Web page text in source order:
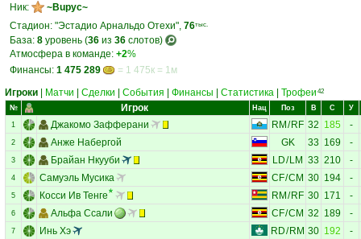
Ник:
~Bupyc~
Стадион: "Эстадио Арнальдо Отехи", 76тыс.
База: 8 уровень (36 из 36 слотов)
Атмосфера в команде: +2%
Финансы: 1 475 289
= 1 475к = 1м
Игроки
Матчи Сделки События Финансы Статистика Трофеи 42
№ Игрок Нац Поз В С У
1 Джакомо Зафферани RM / RF 32 185 -
2 Анже Набергой GK 33 169 -
3 Брайан Нкууби LD/ LM 33 210 -
4 Самуэль Мусика CF/CM 30 194 -
5 Косси Ив Тенге RM / RF 30 171 -
6 Альфа Ссали CF/CM 32 189 -
7 Инь Хэ RD/ RM 30 192 -